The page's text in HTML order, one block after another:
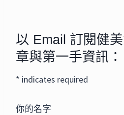
以 Email 訂閱健
章與第一手資訊：
* indicates required
你的名字